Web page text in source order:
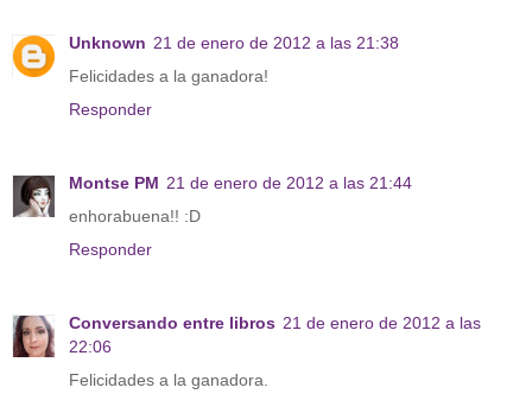
Unknown 21 de enero de 2012 a las 21:38
Felicidades a la ganadora!
Responder
Montse PM 21 de enero de 2012 a las 21:44
enhorabuena!! :D
Responder
Conversando entre libros 21 de enero de 2012 a las
22:06
Felicidades a la ganadora.